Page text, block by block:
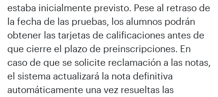
estaba inicialmente previsto. Pese al retraso de
la fecha de las pruebas, los alumnos podrán
obtener las tarjetas de calificaciones antes de
que cierre el plazo de preinscripciones. En
caso de que se solicite reclamación a las notas,
el sistema actualizará la nota definitiva
automáticamente una vez resueltas las